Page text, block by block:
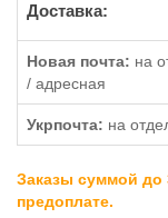
Доставка:
Новая почта: на
/ адресная
Укрпочта: на
Заказы суммой до
предоплате.